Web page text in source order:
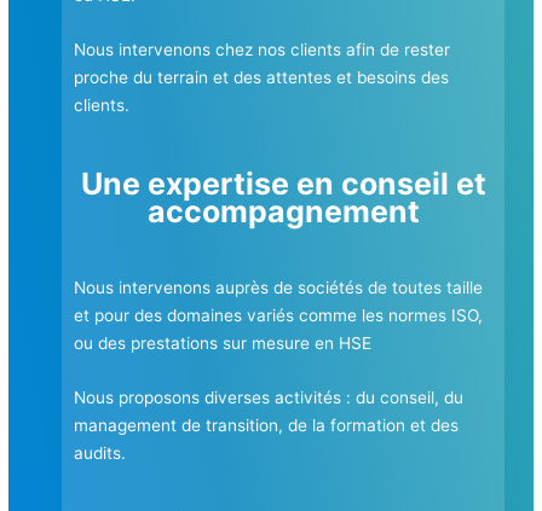
Nous intervenons chez nos clients afin de rester
proche du terrain et des attentes et besoins des
clients.
Une expertise en conseil et
accompagnement
Nous intervenons auprès de sociétés de toutes taille
et pour des domaines variés comme les normes ISO,
ou des prestations sur mesure en HSE
Nous proposons diverses activités : du conseil, du
management de transition, de la formation et des
audits.